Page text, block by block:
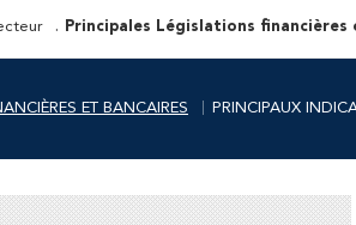
Principales Législations financières
ET BANCAIRES PRINCIPAUX